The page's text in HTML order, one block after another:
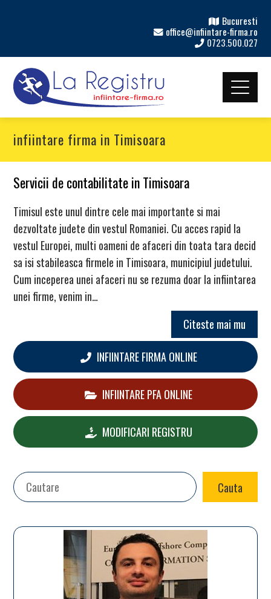
Bucuresti
office@infiintare-firma.ro
0723.500.027
infiintare firma in Timisoara
Servicii de contabilitate in Timisoara
Timisul este unul dintre cele mai importante si mai
dezvoltate judete din vestul Romaniei. Cu acces rapid la
vestul Europei, multi oameni de afaceri din toata tara decid
sa isi stabileasca firmele in Timisoara, municipiul judetului.
Cum inceperea unei afaceri nu se rezuma doar la infiintarea
unei firme, venim in…
Citeste mai mu
INFIINTARE FIRMA ONLINE
INFIINTARE PFA ONLINE
MODIFICARI REGISTRU
Search Cauta